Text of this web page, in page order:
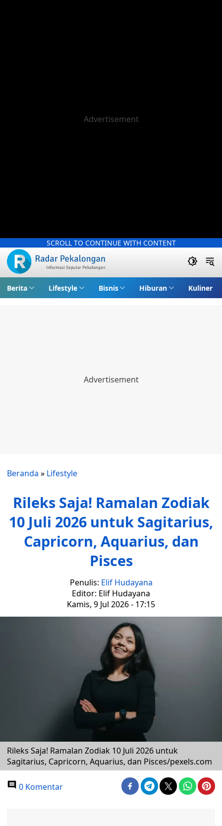
SCROLL TO CONTINUE WITH CONTENT
Berita Lifestyle Bisnis Hiburan Kuliner
Beranda » Lifestyle
Rileks Saja! Ramalan Zodiak
10 Juli 2026 untuk Sagitarius,
Capricorn, Aquarius, dan
Pisces
Penulis: Elif Hudayana
Editor: Elif Hudayana
Kamis, 9 Jul 2026 - 17:15
Rileks Saja! Ramalan Zodiak 10 Juli 2026 untuk
Sagitarius, Capricorn, Aquarius, dan Pisces/pexels.com
0 Komentar